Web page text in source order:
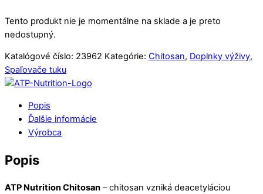
Tento produkt nie je momentálne na sklade a je preto
nedostupný.
Katalógové číslo: 23962 Kategórie: Chitosan, Doplnky výživy,
Spaľovače tuku
Popis
Ďalšie informácie
Výrobca
Popis
ATP Nutrition Chitosan – chitosan vzniká deacetyláciou